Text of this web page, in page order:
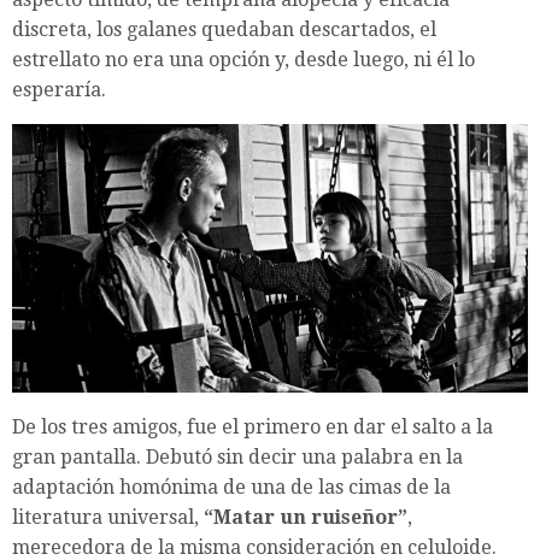
discreta, los galanes quedaban descartados, el
estrellato no era una opción y, desde luego, ni él lo
esperaría.
De los tres amigos, fue el primero en dar el salto a la
gran pantalla. Debutó sin decir una palabra en la
adaptación homónima de una de las cimas de la
literatura universal, “Matar un ruiseñor”,
merecedora de la misma consideración en celuloide.